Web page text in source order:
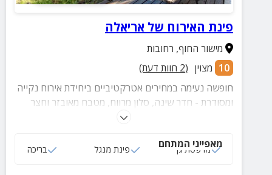
פינת האירוח של אריאלה
מישור החוף, רחובות
10 מצוין (
2 חוות דעת)
חופשה נעימה במחירים אטרקטיביים ביחידת אירוח נקייה
ומסודרת - חדר שינה, סלון מרווח, מטבח מאובזר וחצר
גדולה עם עמדת מנגל, ריהוט גן ובריכה מהנה.
מאפייני המתחם
מרפסת גן פינת מנגל בריכה